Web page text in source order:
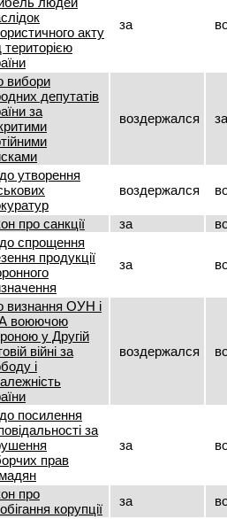
акту
територією
за
вибори
депутатів
за
воздержался за
утворення
воздержался
про санкції за
спрощення
продукції
за
визнання ОУН і
воюючою
у Другій
війні за
і
воздержался
посилення
за
прав
за
про
корупції
за